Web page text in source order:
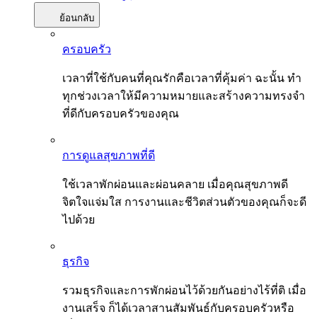
ย้อนกลับ
ครอบครัว
เวลาที่ใช้กับคนที่คุณรักคือเวลาที่คุ้มค่า ฉะนั้น ทำ
ทุกช่วงเวลาให้มีความหมายและสร้างความทรงจำ
ที่ดีกับครอบครัวของคุณ
การดูแลสุขภาพที่ดี
ใช้เวลาพักผ่อนและผ่อนคลาย เมื่อคุณสุขภาพดี
จิตใจแจ่มใส การงานและชีวิตส่วนตัวของคุณก็จะดี
ไปด้วย
ธุรกิจ
รวมธุรกิจและการพักผ่อนไว้ด้วยกันอย่างไร้ที่ติ เมื่อ
งานเสร็จ ก็ได้เวลาสานสัมพันธ์กับครอบครัวหรือ